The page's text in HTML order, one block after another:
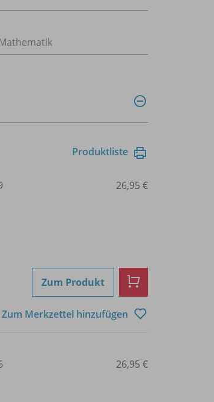
Produktliste
26,95 €
Zum Produkt
Zum Merkzettel hinzufügen
26,95 €